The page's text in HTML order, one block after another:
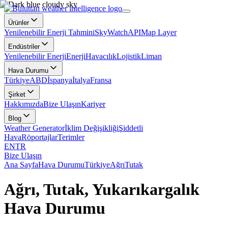
Ürünler
Yenilenebilir Enerji TahminiSkyWatchAPIMap Layer
Endüstriler
Yenilenebilir EnerjiEnerjiHavacılıkLojistikLiman
Hava Durumu
TürkiyeABDİspanyaİtalyaFransa
Şirket
HakkımızdaBize UlaşınKariyer
Blog
Weather Generatorİklim DeğişikliğiŞiddetli
HavaRöportajlarTerimler
ENTR
Bize Ulaşın
Ana SayfaHava DurumuTürkiyeAğrıTutak
Ağrı, Tutak, Yukarıkargalık
Hava Durumu